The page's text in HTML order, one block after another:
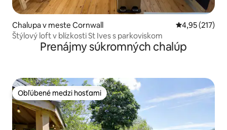
Chalupa v meste Cornwall Priemerné
4,95 (217)
Štýlový loft v blízkosti St Ives s parkoviskom
Prenájmy súkromných chalúp
Obľúbené medzi hosťami
Obľúbené medzi hosťami